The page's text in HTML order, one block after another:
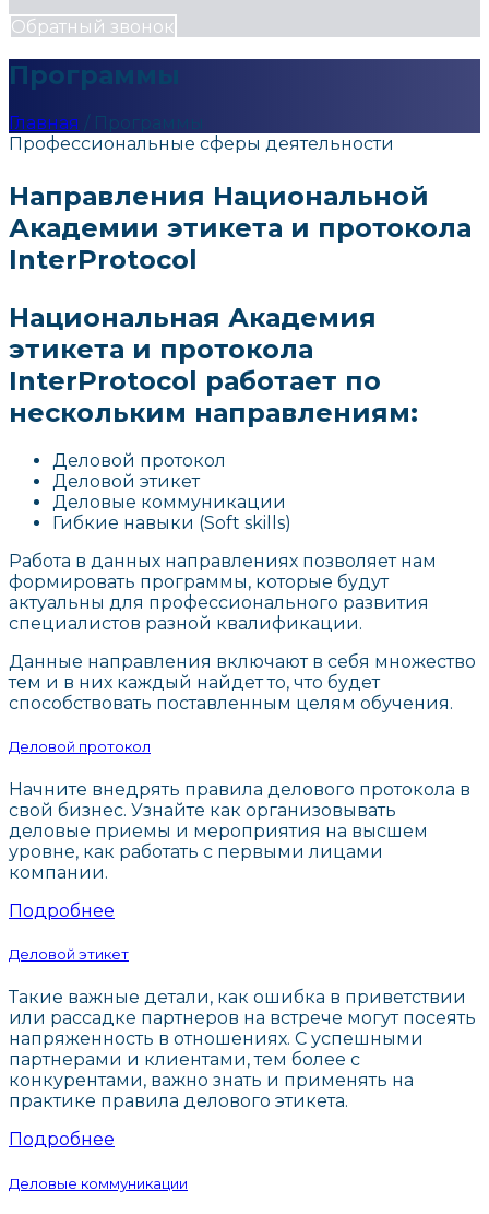
Обратный звонок
Программы
Главная / Программы
Профессиональные сферы деятельности
Направления Национальной
Академии этикета и протокола
InterProtocol
Национальная Академия
этикета и протокола
InterProtocol работает по
нескольким направлениям:
Деловой протокол
Деловой этикет
Деловые коммуникации
Гибкие навыки (Soft skills)
Работа в данных направлениях позволяет нам
формировать программы, которые будут
актуальны для профессионального развития
специалистов разной квалификации.
Данные направления включают в себя множество
тем и в них каждый найдет то, что будет
способствовать поставленным целям обучения.
Деловой протокол
Начните внедрять правила делового протокола в
свой бизнес. Узнайте как организовывать
деловые приемы и мероприятия на высшем
уровне, как работать с первыми лицами
компании.
Подробнее
Деловой этикет
Такие важные детали, как ошибка в приветствии
или рассадке партнеров на встрече могут посеять
напряженность в отношениях. С успешными
партнерами и клиентами, тем более с
конкурентами, важно знать и применять на
практике правила делового этикета.
Подробнее
Деловые коммуникации